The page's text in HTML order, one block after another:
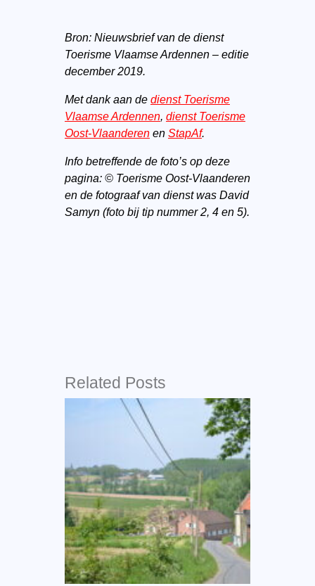
Bron: Nieuwsbrief van de dienst
Toerisme Vlaamse Ardennen – editie
december 2019.
Met dank aan de dienst Toerisme
Vlaamse Ardennen, dienst Toerisme
Oost-Vlaanderenen StapAf.
Info betreffende de foto’s op deze
pagina: © Toerisme Oost-Vlaanderen
en de fotograaf van dienst was David
Samyn (foto bij tip nummer 2, 4 en 5).
Related Posts